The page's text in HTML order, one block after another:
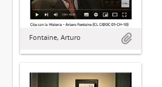
Fontaine, Arturo